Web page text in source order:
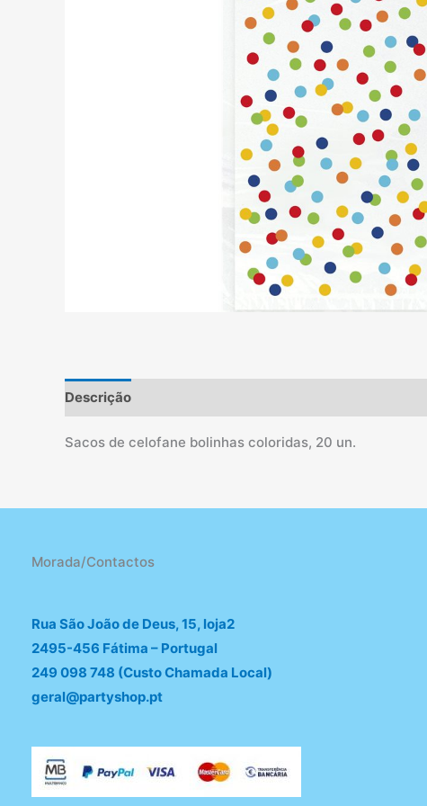
Descrição
Sacos de celofane bolinhas coloridas, 20 un.
Morada/Contactos
Rua São João de Deus, 15, loja2
2495-456 Fátima – Portugal
249 098 748 (Custo Chamada Local)
geral@partyshop.pt